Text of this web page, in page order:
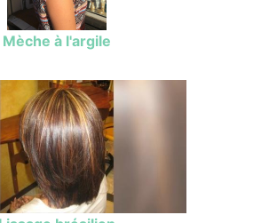
Mèche à l'argile